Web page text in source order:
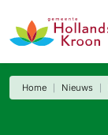
Home Nieuws